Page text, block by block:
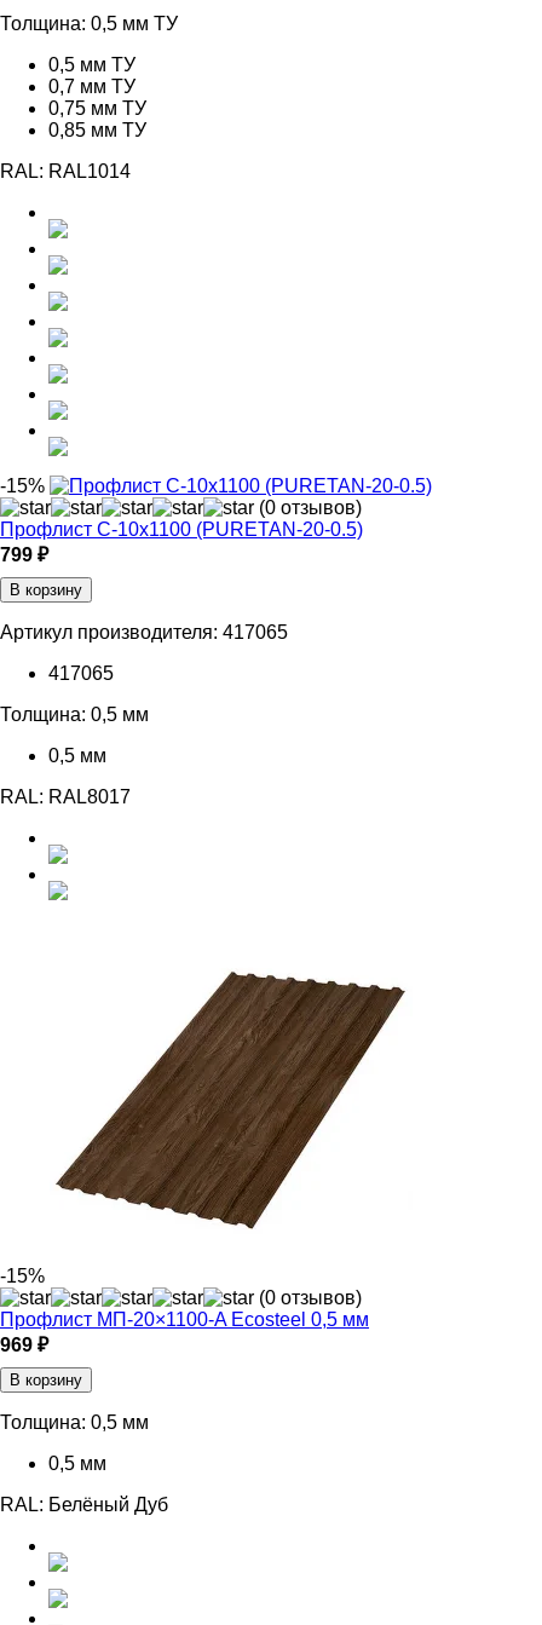
1165,00 ₽.
Толщина: 0,5 мм ТУ
0,5 мм ТУ
0,7 мм ТУ
0,75 мм ТУ
0,85 мм ТУ
RAL: RAL1014
-15%
(0 отзывов)
Профлист С-10х1100 (PURETAN-20-0.5)
799 ₽
В корзину
Артикул производителя: 417065
417065
Толщина: 0,5 мм
0,5 мм
RAL: RAL8017
-15%
(0 отзывов)
Профлист МП-20×1100-A Ecosteel 0,5 мм
969 ₽
В корзину
Толщина: 0,5 мм
0,5 мм
RAL: Белёный Дуб